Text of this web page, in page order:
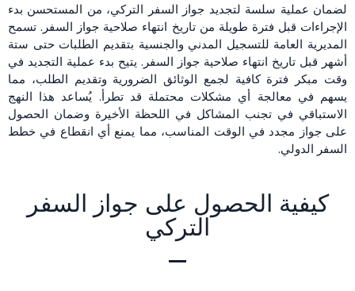
لضمان عملية سلسة لتجديد جواز السفر التركي، من المستحسن بدء
الإجراءات قبل فترة طويلة من تاريخ انتهاء صلاحية جواز السفر. تسمح
المديرية العامة للتسجيل المدني والجنسية بتقديم الطلبات حتى ستة
أشهر قبل تاريخ انتهاء صلاحية جواز السفر. يتيح بدء عملية التجديد في
وقت مبكر فترة كافية لجمع الوثائق الضرورية وتقديم الطلب، مما
يسهم في معالجة أي مشكلات محتملة قد تطرأ. يُساعد هذا النهج
الاستباقي في تجنب المشاكل في اللحظة الأخيرة وضمان الحصول
على جواز مجدد في الوقت المناسب، مما يمنع أي انقطاع في خطط
السفر الدولي.
كيفية الحصول على جواز السفر
التركي